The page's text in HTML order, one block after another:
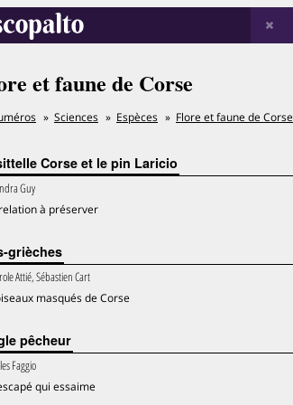
et faune de Corse
Sciences Espèces Flore et faune de Corse
Corse et le pin Laricio
Guy
à préserver
grièches
Attié, Sébastien Cart
masqués de Corse
pêcheur
Faggio
qui essaime